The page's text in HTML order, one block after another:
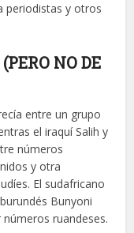
periodistas y otros
NO DE
entre un grupo
el iraquí Salih y
números
y otra
El sudafricano
Bunyoni
ruandeses.